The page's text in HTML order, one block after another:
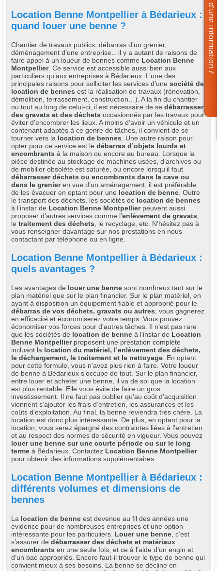
Location Benne Montpellier à Bédarieux :
quand louer une benne ?
Chantier de travaux publics, débarras d’un grenier,
déménagement d’une entreprise…il y a autant de raisons de
faire appel à un loueur de bennes comme Location Benne
Montpellier. Ce service est accessible aussi bien aux
particuliers qu’aux entreprises à Bédarieux. L’une des
principales raisons pour solliciter les services d’unesociété de
location de bennes est la réalisation de travaux (rénovation,
démolition, terrassement, construction…). A la fin du chantier
ou tout au long de celui-ci, il est nécessaire de sedébarrasser
des gravats et des déchets occasionnés par les travaux pour
éviter d’encombrer les lieux. A moins d’avoir un véhicule et un
contenant adaptés à ce genre de tâches, il convient de se
tourner vers la location de bennes . Une autre raison pour
opter pour ce service est ledébarras d’objets lourds et
encombrants à la maison ou encore au bureau. Lorsque la
pièce destinée au stockage de machines usées, d’archives ou
de mobilier obsolète est saturée, ou encore lorsqu’il faut
débarrasser déchets ou encombrants dans la cave ou
dans le grenieren vue d’un aménagement, il est préférable
de les évacuer en optant pour une location de benne . Outre
le transport des déchets, les sociétés de location de bennes
à l’instar de Location Benne Montpellierpeuvent aussi
proposer d’autres services comme l’enlèvement de gravats
letraitement des déchets , le recyclage, etc. N’hésitez pas à
vous renseigner davantage sur nos prestations en nous
contactant par téléphone ou en ligne.
Location Benne Montpellier à Bédarieux :
quels avantages ?
Les avantages de louer une benne sont nombreux tant sur le
plan matériel que sur le plan financier. Sur le plan matériel, en
ayant à disposition un équipement fiable et approprié pour le
débarras de vos déchets, gravats ou autres , vous gagnerez
en efficacité et économiserez votre temps. Vous pouvez
économiser vos forces pour d’autres tâches. Il n’est pas rare
que les sociétés de location de benne à l’instar de Location
Benne Montpellierproposent une prestation complète
incluant la location du matériel, l’enlèvement des déchets,
le déchargement, le traitement et le nettoyage . En optant
pour cette formule, vous n’avez plus rien à faire. Votre loueur
de benne à Bédarieux s’occupe de tout. Sur le plan financier,
entre louer et acheter une benne, il va de soi que la location
est plus rentable. Elle vous évite de faire un gros
investissement. Il ne faut pas oublier qu’au coût d’acquisition
viennent s’ajouter les frais d’entretien, les assurances et les
coûts d’exploitation. Au final, la benne reviendra très chère. La
location est donc plus intéressante. De plus, en optant pour la
location, vous serez épargné des contraintes liées à l’entretien
et au respect des normes de sécurité en vigueur. Vous pouvez
louer une benne sur une courte période ou sur le long
terme à Bédarieux. Contactez Location Benne Montpellier
pour obtenir des informations supplémentaires.
Location Benne Montpellier à Bédarieux :
différents volumes et dimensions de
bennes
La location de benne est devenue au fil des années une
évidence pour de nombreuses entreprises et une option
intéressante pour les particuliers. Louer une benne , c’est
s’assurer dedébarrasser des déchets et matériaux
encombrants en une seule fois, et ce à l’aide d’un engin et
d’un bac appropriés. Encore faut-il trouver le type de benne qui
convient mieux à ses besoins. La benne se décline en